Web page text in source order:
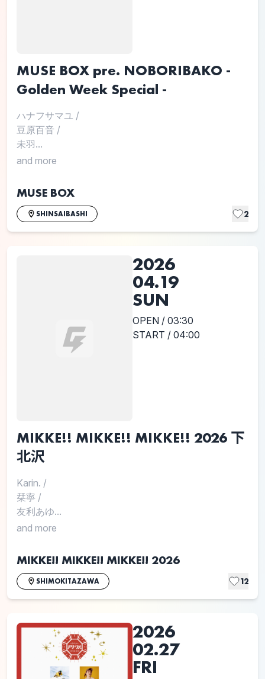
MUSE BOX pre. NOBORIBAKO -
Golden Week Special -
ハナフサマユ /
豆原百音 /
未羽...
and more
MUSE BOX
SHINSAIBASHI 2
2026
04.19
SUN
OPEN / 03:30
START / 04:00
MIKKE!! MIKKE!! MIKKE!! 2026 下
北沢
Karin. /
栞寧 /
友利あゆ...
and more
MIKKE!! MIKKE!! MIKKE!! 2026
SHIMOKITAZAWA 12
2026
02.27
FRI